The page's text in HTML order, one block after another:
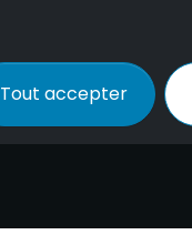
Tout accepter